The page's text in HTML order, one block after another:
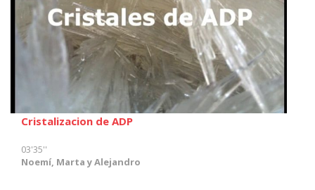
Cristalizacion de ADP
03'35''
Noemí, Marta y Alejandro